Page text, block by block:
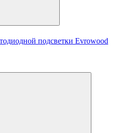
подсветки Evrowood